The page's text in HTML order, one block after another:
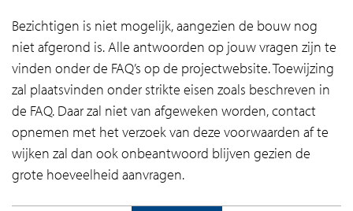
Bezichtigen is niet mogelijk, aangezien de bouw nog
niet afgerond is. Alle antwoorden op jouw vragen zijn te
vinden onder de FAQ’s op de projectwebsite. Toewijzing
zal plaatsvinden onder strikte eisen zoals beschreven in
de FAQ. Daar zal niet van afgeweken worden, contact
opnemen met het verzoek van deze voorwaarden af te
wijken zal dan ook onbeantwoord blijven gezien de
grote hoeveelheid aanvragen.